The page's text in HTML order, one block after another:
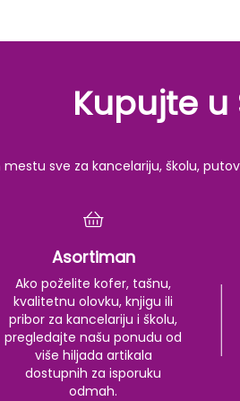
Kupujte u
sve za kancelariju, školu,
Asortiman
Ako poželite kofer, tašnu,
kvalitetnu olovku, knjigu ili
pribor za kancelariju i školu,
pregledajte našu ponudu od
više hiljada artikala
dostupnih za isporuku
odmah.